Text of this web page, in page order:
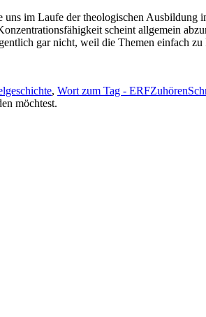
im Laufe der theologi­schen Aus­bil­dung
scheint all­ge­mein
gar nicht, weil die The­men ein­fach
, Wort zum Tag - ERFZuhören
möchtest.